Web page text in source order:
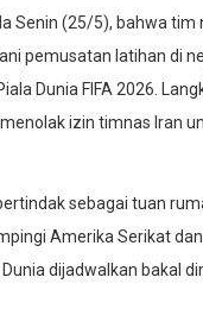
Senin (25/5), bahwa tim
pemusatan latihan di
Dunia FIFA 2026.
izin timnas Iran
sebagai tuan
Amerika Serikat
dijadwalkan bakal